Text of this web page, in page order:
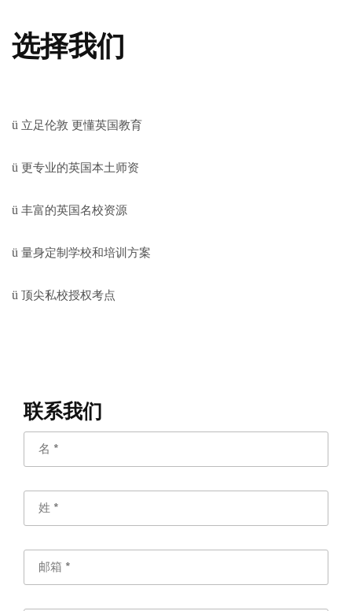
选择我们
ü 立足伦敦 更懂英国教育
ü 更专业的英国本土师资
ü 丰富的英国名校资源
ü 量身定制学校和培训方案
ü 顶尖私校授权考点
联系我们